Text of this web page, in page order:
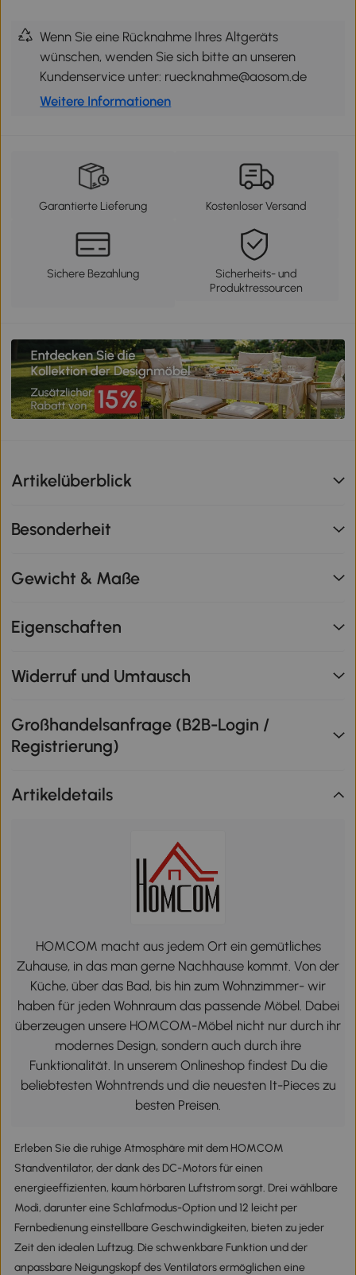
Wenn Sie eine Rücknahme Ihres Altgeräts
wünschen, wenden Sie sich bitte an unseren
Kundenservice unter: ruecknahme@aosom.de
Weitere Informationen
Garantierte Lieferung Kostenloser Versand
Sichere Bezahlung
Sicherheits- und
Produktressourcen
Artikelüberblick
Besonderheit
Gewicht & Maße
Eigenschaften
Widerruf und Umtausch
Großhandelsanfrage (B2B-Login /
Registrierung)
Artikeldetails
HOMCOM macht aus jedem Ort ein gemütliches
Zuhause, in das man gerne Nachhause kommt. Von der
Küche, über das Bad, bis hin zum Wohnzimmer- wir
haben für jeden Wohnraum das passende Möbel. Dabei
überzeugen unsere HOMCOM-Möbel nicht nur durch ihr
modernes Design, sondern auch durch ihre
Funktionalität. In unserem Onlineshop findest Du die
beliebtesten Wohntrends und die neuesten It-Pieces zu
besten Preisen.
Erleben Sie die ruhige Atmosphäre mit dem HOMCOM
Standventilator, der dank des DC-Motors für einen
energieeffizienten, kaum hörbaren Luftstrom sorgt. Drei wählbare
Modi, darunter eine Schlafmodus-Option und 12 leicht per
Fernbedienung einstellbare Geschwindigkeiten, bieten zu jeder
Zeit den idealen Luftzug. Die schwenkbare Funktion und der
anpassbare Neigungskopf des Ventilators ermöglichen eine